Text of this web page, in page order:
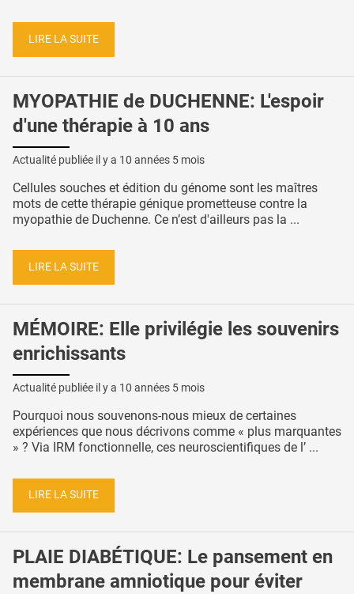
LIRE LA SUITE
MYOPATHIE de DUCHENNE: L'espoir
d'une thérapie à 10 ans
Actualité publiée il y a 10 années 5 mois
Cellules souches et édition du génome sont les maîtres
mots de cette thérapie génique prometteuse contre la
myopathie de Duchenne. Ce n’est d'ailleurs pas la ...
LIRE LA SUITE
MÉMOIRE: Elle privilégie les souvenirs
enrichissants
Actualité publiée il y a 10 années 5 mois
Pourquoi nous souvenons-nous mieux de certaines
expériences que nous décrivons comme « plus marquantes
» ? Via IRM fonctionnelle, ces neuroscientifiques de l’ ...
LIRE LA SUITE
PLAIE DIABÉTIQUE: Le pansement en
membrane amniotique pour éviter